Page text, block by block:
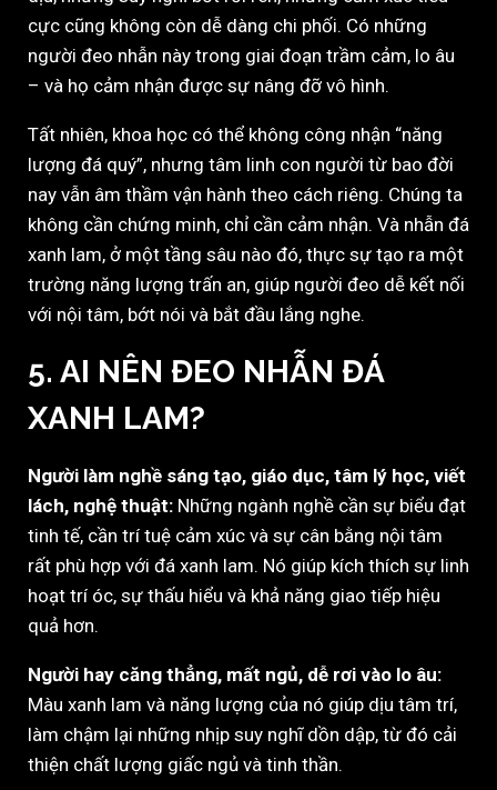
cực cũng không còn dễ dàng chi phối. Có những
người đeo nhẫn này trong giai đoạn trầm cảm, lo âu
– và họ cảm nhận được sự nâng đỡ vô hình.
Tất nhiên, khoa học có thể không công nhận “năng
lượng đá quý”, nhưng tâm linh con người từ bao đời
nay vẫn âm thầm vận hành theo cách riêng. Chúng ta
không cần chứng minh, chỉ cần cảm nhận. Và nhẫn đá
xanh lam, ở một tầng sâu nào đó, thực sự tạo ra một
trường năng lượng trấn an, giúp người đeo dễ kết nối
với nội tâm, bớt nói và bắt đầu lắng nghe.
5. AI NÊN ĐEO NHẪN ĐÁ
XANH LAM?
Người làm nghề sáng tạo, giáo dục, tâm lý học, viết
lách, nghệ thuật: Những ngành nghề cần sự biểu đạt
tinh tế, cần trí tuệ cảm xúc và sự cân bằng nội tâm
rất phù hợp với đá xanh lam. Nó giúp kích thích sự linh
hoạt trí óc, sự thấu hiểu và khả năng giao tiếp hiệu
quả hơn.
Người hay căng thẳng, mất ngủ, dễ rơi vào lo âu:
Màu xanh lam và năng lượng của nó giúp dịu tâm trí,
làm chậm lại những nhịp suy nghĩ dồn dập, từ đó cải
thiện chất lượng giấc ngủ và tinh thần.